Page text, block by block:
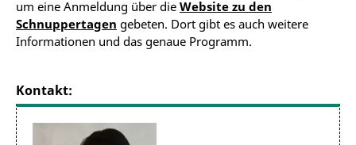
um eine Anmeldung über die Website zu den
Schnuppertagen gebeten. Dort gibt es auch weitere
Informationen und das genaue Programm.
Kontakt: